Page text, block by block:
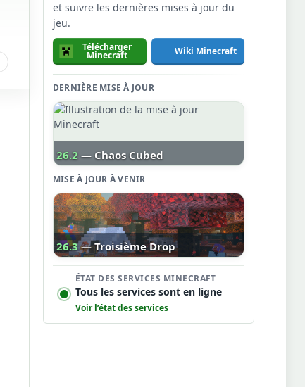
et suivre les dernières mises à jour du
jeu.
Télécharger
Minecraft Wiki Minecraft
DERNIÈRE MISE À JOUR
26.2 — Chaos Cubed
MISE À JOUR À VENIR
26.3 — Troisième Drop
ÉTAT DES SERVICES MINECRAFT
Tous les services sont en ligne
Voir l’état des services